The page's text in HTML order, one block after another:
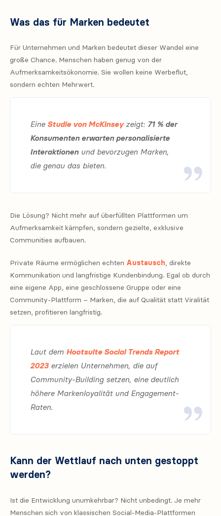
Was das für Marken bedeutet
Für Unternehmen und Marken bedeutet dieser Wandel eine
große Chance. Menschen haben genug von der
Aufmerksamkeitsökonomie. Sie wollen keine Werbeflut,
sondern echten Mehrwert.
Eine Studie von McKinseyzeigt: 71 % der
Konsumenten erwarten personalisierte
Interaktionenund bevorzugen Marken,
die genau das bieten.
Die Lösung? Nicht mehr auf überfüllten Plattformen um
Aufmerksamkeit kämpfen, sondern gezielte, exklusive
Communities aufbauen.
Private Räume ermöglichen echten Austausch, direkte
Kommunikation und langfristige Kundenbindung. Egal ob durch
eine eigene App, eine geschlossene Gruppe oder eine
Community-Plattform – Marken, die auf Qualität statt Viralität
setzen, profitieren langfristig.
Laut dem Hootsuite Social Trends Report
2023erzielen Unternehmen, die auf
Community-Building setzen, eine deutlich
höhere Markenloyalität und Engagement-
Raten.
Kann der Wettlauf nach unten gestoppt
werden?
Ist die Entwicklung unumkehrbar? Nicht unbedingt. Je mehr
Menschen sich von klassischen Social-Media-Plattformen